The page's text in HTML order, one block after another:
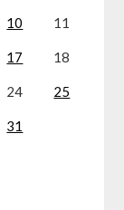
10 11
17 18
24 25
31